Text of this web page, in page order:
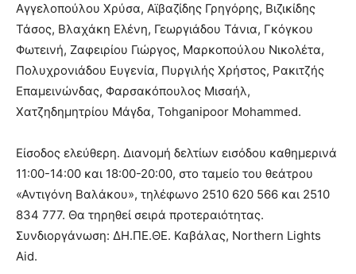
Αγγελοπούλου Χρύσα, Αϊβαζίδης Γρηγόρης, Βιζικίδης
Τάσος, Βλαχάκη Ελένη, Γεωργιάδου Τάνια, Γκόγκου
Φωτεινή, Ζαφειρίου Γιώργος, Μαρκοπούλου Νικολέτα,
Πολυχρονιάδου Ευγενία, Πυργιλής Χρήστος, Ρακιτζής
Επαμεινώνδας, Φαρσακόπουλος Μισαήλ,
Χατζηδημητρίου Μάγδα, Tohganipoor Mohammed.
Είσοδος ελεύθερη. Διανομή δελτίων εισόδου καθημερινά
11:00-14:00 και 18:00-20:00, στο ταμείο του θεάτρου
«Αντιγόνη Βαλάκου», τηλέφωνο 2510 620 566 και 2510
834 777. Θα τηρηθεί σειρά προτεραιότητας.
Συνδιοργάνωση: ΔΗ.ΠΕ.ΘΕ. Καβάλας, Northern Lights
Aid.